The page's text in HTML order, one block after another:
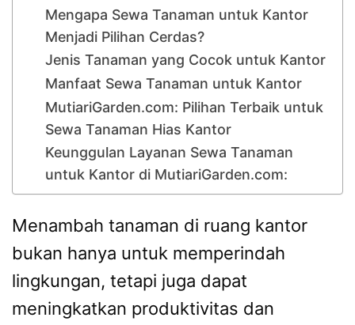
Mengapa Sewa Tanaman untuk Kantor
Menjadi Pilihan Cerdas?
Jenis Tanaman yang Cocok untuk Kantor
Manfaat Sewa Tanaman untuk Kantor
MutiariGarden.com: Pilihan Terbaik untuk
Sewa Tanaman Hias Kantor
Keunggulan Layanan Sewa Tanaman
untuk Kantor di MutiariGarden.com:
Menambah tanaman di ruang kantor
bukan hanya untuk memperindah
lingkungan, tetapi juga dapat
meningkatkan produktivitas dan